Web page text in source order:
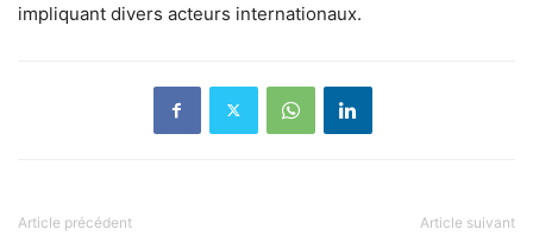
impliquant divers acteurs internationaux.
Article précédent Article suivant